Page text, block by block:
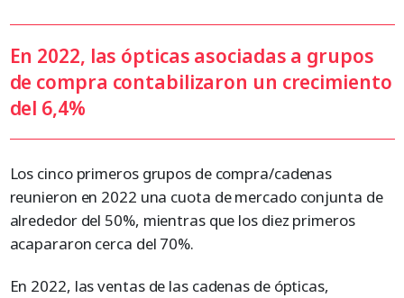
En 2022, las ópticas asociadas a grupos
de compra contabilizaron un crecimiento
del 6,4%
Los cinco primeros grupos de compra/cadenas
reunieron en 2022 una cuota de mercado conjunta de
alrededor del 50%, mientras que los diez primeros
acapararon cerca del 70%.
En 2022, las ventas de las cadenas de ópticas,